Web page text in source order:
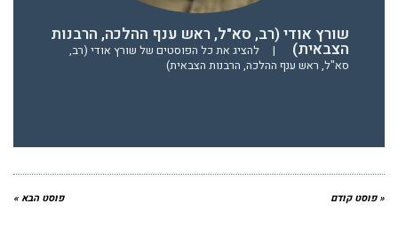
שורץ אודי (רב, סא"ל, ראש ענף ההלכה, הרבנות
הצבאית) |
להציג את כל הפוסטים של שורץ אודי (רב,
סא"ל, ראש ענף ההלכה, הרבנות הצבאית)
« פוסט קודם פוסט הבא »